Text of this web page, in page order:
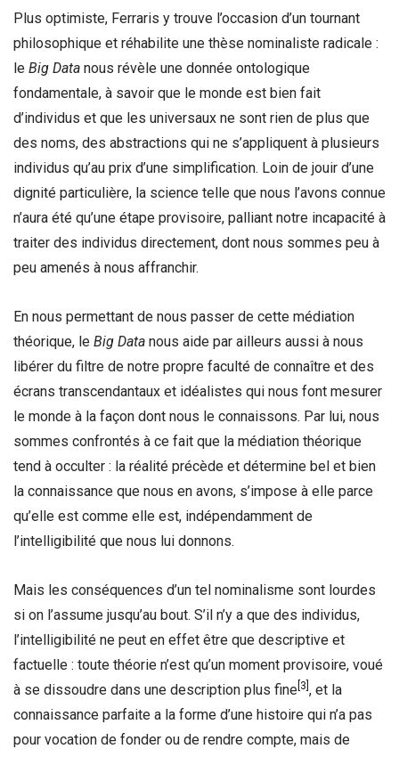
Plus optimiste, Ferraris y trouve l’occasion d’un tournant
philosophique et réhabilite une thèse nominaliste radicale :
le Big Data nous révèle une donnée ontologique
fondamentale, à savoir que le monde est bien fait
d’individus et que les universaux ne sont rien de plus que
des noms, des abstractions qui ne s’appliquent à plusieurs
individus qu’au prix d’une simplification. Loin de jouir d’une
dignité particulière, la science telle que nous l’avons connue
n’aura été qu’une étape provisoire, palliant notre incapacité à
traiter des individus directement, dont nous sommes peu à
peu amenés à nous affranchir.
En nous permettant de nous passer de cette médiation
théorique, le Big Data nous aide par ailleurs aussi à nous
libérer du filtre de notre propre faculté de connaître et des
écrans transcendantaux et idéalistes qui nous font mesurer
le monde à la façon dont nous le connaissons. Par lui, nous
sommes confrontés à ce fait que la médiation théorique
tend à occulter : la réalité précède et détermine bel et bien
la connaissance que nous en avons, s’impose à elle parce
qu’elle est comme elle est, indépendamment de
l’intelligibilité que nous lui donnons.
Mais les conséquences d’un tel nominalisme sont lourdes
si on l’assume jusqu’au bout. S’il n’y a que des individus,
l’intelligibilité ne peut en effet être que descriptive et
factuelle : toute théorie n’est qu’un moment provisoire, voué
à se dissoudre dans une description plus fine [3] , et la
connaissance parfaite a la forme d’une histoire qui n’a pas
pour vocation de fonder ou de rendre compte, mais de